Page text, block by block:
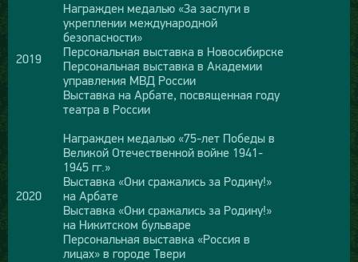
2019
Награжден медалью «За заслуги в
укреплении международной
безопасности»
Персональная выставка в Новосибирске
Персональная выставка в Академии
управления МВД России
Выставка на Арбате, посвященная году
театра в России
2020
Награжден медалью «75-лет Победы в
Великой Отечественной войне 1941-
1945 гг.»
Выставка «Они сражались за Родину!»
на Арбате
Выставка «Они сражались за Родину!»
на Никитском бульваре
Персональная выставка «Россия в
лицах» в городе Твери